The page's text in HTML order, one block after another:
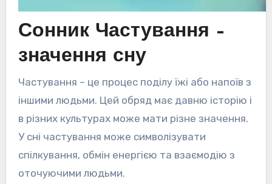
Сонник Частування –
значення сну
Частування – це процес поділу їжі або напоїв з
іншими людьми. Цей обряд має давню історію і
в різних культурах може мати різне значення.
У сні частування може символізувати
спілкування, обмін енергією та взаємодію з
оточуючими людьми.